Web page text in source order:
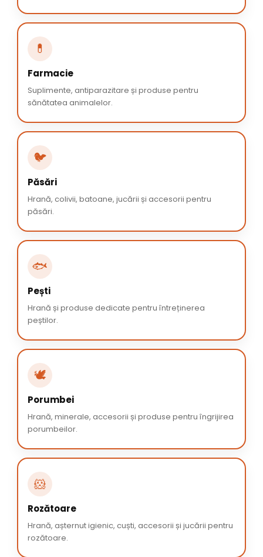
💊
Farmacie
Suplimente, antiparazitare și produse pentru
sănătatea animalelor.
🐦
Păsări
Hrană, colivii, batoane, jucării și accesorii pentru
păsări.
🐟
Pești
Hrană și produse dedicate pentru întreținerea
peștilor.
🕊️
Porumbei
Hrană, minerale, accesorii și produse pentru îngrijirea
porumbeilor.
🐹
Rozătoare
Hrană, așternut igienic, cuști, accesorii și jucării pentru
rozătoare.